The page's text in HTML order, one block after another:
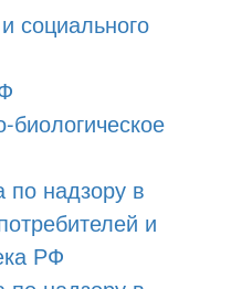
социального
надзору в
и
РФ